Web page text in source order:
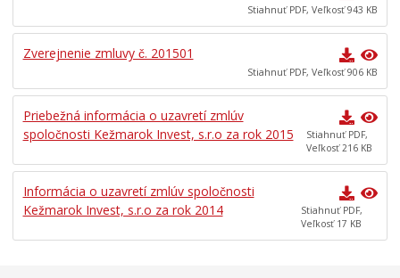
Stiahnuť PDF, Veľkosť 943 KB
Zverejnenie zmluvy č. 201501
Stiahnuť PDF, Veľkosť 906 KB
Priebežná informácia o uzavretí zmlúv
spoločnosti Kežmarok Invest, s.r.o za rok 2015
Stiahnuť PDF,
Veľkosť 216 KB
Informácia o uzavretí zmlúv spoločnosti
Kežmarok Invest, s.r.o za rok 2014
Stiahnuť PDF,
Veľkosť 17 KB